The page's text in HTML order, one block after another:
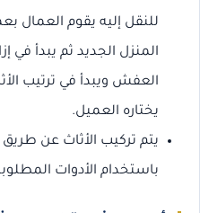
للنقل إليه يقوم العمال
المنزل الجديد ثم يبدأ في
العفش ويبدأ في ترتيب
يختاره العميل.
يتم تركيب الأثاث عن
باستخدام الأدوات